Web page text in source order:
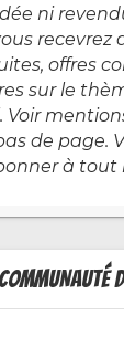
ni
recevrez
offres
sur le
Voir
de page.
à tout